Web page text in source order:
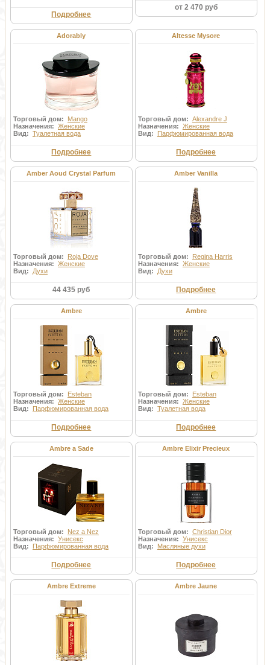
Подробнее
от 2 470 руб
Adorably
Торговый дом: Mango
Назначения: Женские
Вид: Туалетная вода
Подробнее
Altesse Mysore
Торговый дом: Alexandre J
Назначения: Женские
Вид: Парфюмированная вода
Подробнее
Amber Aoud Crystal Parfum
Торговый дом: Roja Dove
Назначения: Женские
Вид: Духи
44 435 руб
Amber Vanilla
Торговый дом: Regina Harris
Назначения: Женские
Вид: Духи
Подробнее
Ambre
Торговый дом: Esteban
Назначения: Женские
Вид: Парфюмированная вода
Подробнее
Ambre
Торговый дом: Esteban
Назначения: Женские
Вид: Туалетная вода
Подробнее
Ambre a Sade
Торговый дом: Nez a Nez
Назначения: Унисекс
Вид: Парфюмированная вода
Подробнее
Ambre Elixir Precieux
Торговый дом: Christian Dior
Назначения: Унисекс
Вид: Масляные духи
Подробнее
Ambre Extreme Ambre Jaune